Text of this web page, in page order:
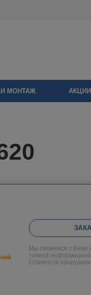
И МОНТАЖ АКЦИИ
Мы свяжемся с Вами
точной информацией
стоимости